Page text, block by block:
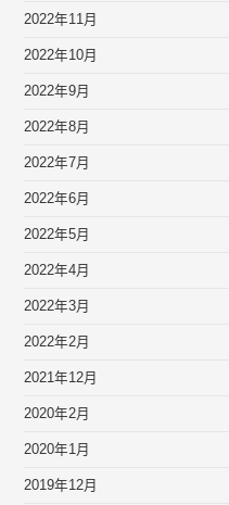
2022年11月
2022年10月
2022年9月
2022年8月
2022年7月
2022年6月
2022年5月
2022年4月
2022年3月
2022年2月
2021年12月
2020年2月
2020年1月
2019年12月